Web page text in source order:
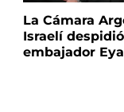
La Cámara
Israelí
embajador